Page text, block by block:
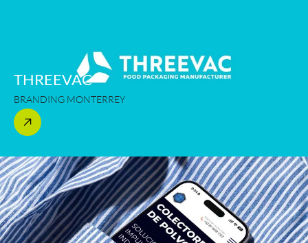
THREEVAC
BRANDING MONTERREY